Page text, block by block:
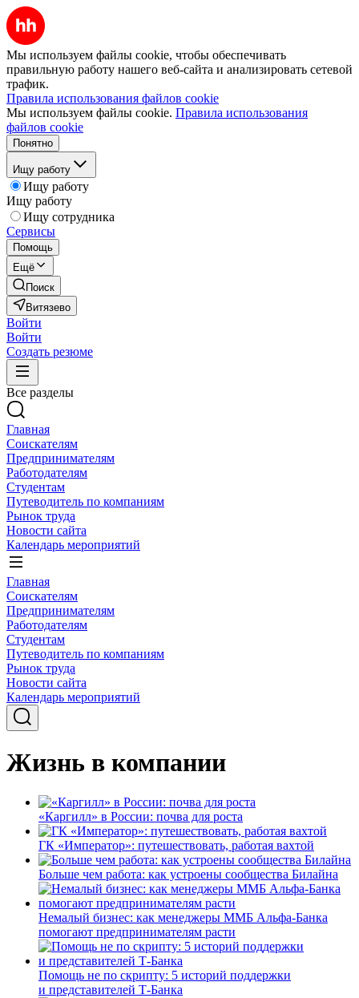
Мы используем файлы cookie, чтобы обеспечивать
правильную работу нашего веб-сайта и анализировать сетевой
трафик.
Правила использования файлов cookie
Мы используем файлы cookie. Правила использования
файлов cookie
Понятно
Ищу работу
Ищу работу
Ищу работу
Ищу сотрудника
Сервисы
Помощь
Ещё
Поиск
Витязево
Войти
Войти
Создать резюме
Все разделы
Главная
Соискателям
Предпринимателям
Работодателям
Студентам
Путеводитель по компаниям
Рынок труда
Новости сайта
Календарь мероприятий
Главная
Соискателям
Предпринимателям
Работодателям
Студентам
Путеводитель по компаниям
Рынок труда
Новости сайта
Календарь мероприятий
Жизнь в компании
«Каргилл» в России: почва для роста
ГК «Император»: путешествовать, работая вахтой
Больше чем работа: как устроены сообщества Билайна
Немалый бизнес: как менеджеры ММБ Альфа-Банка
помогают предпринимателям расти
Помощь не по скрипту: 5 историй поддержки
и представителей Т-Банка